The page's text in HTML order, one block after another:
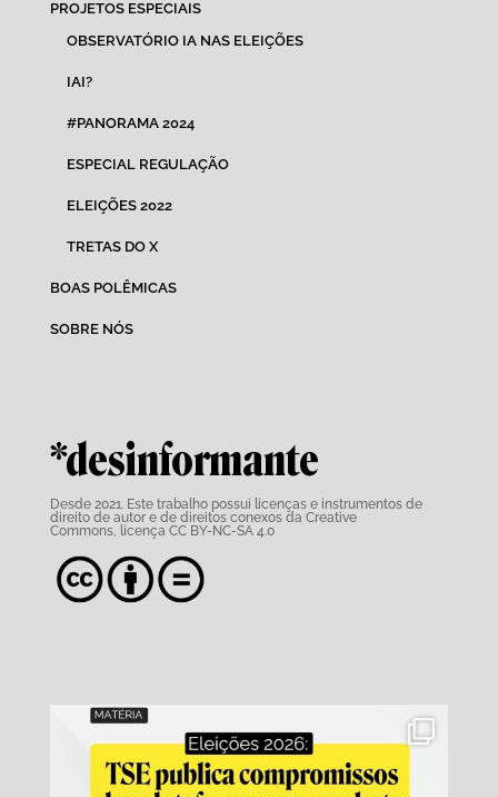
PROJETOS ESPECIAIS
OBSERVATÓRIO IA NAS ELEIÇÕES
IAI?
#PANORAMA 2024
ESPECIAL REGULAÇÃO
ELEIÇÕES 2022
TRETAS DO X
BOAS POLÊMICAS
SOBRE NÓS
*desinformante
Desde 2021. Este trabalho possui licenças e instrumentos de
direito de autor e de direitos conexos da Creative
Commons, licença CC BY-NC-SA 4.0